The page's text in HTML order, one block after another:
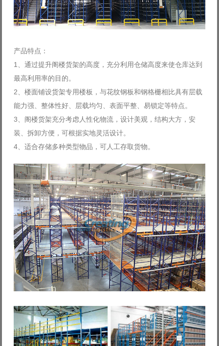
产品特点：
1、通过提升阁楼货架的高度，充分利用仓储高度来使仓库达到
最高利用率的目的。
2、楼面铺设货架专用楼板，与花纹钢板和钢格栅相比具有层载
能力强、整体性好、层载均匀、表面平整、易锁定等特点。
3、阁楼货架充分考虑人性化物流，设计美观，结构大方，安
装、拆卸方便，可根据实地灵活设计。
4、适合存储多种类型物品，可人工存取货物。